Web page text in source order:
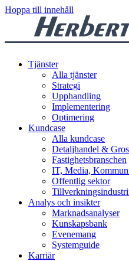
Hoppa till innehåll
Tjänster
Alla tjänster
Strategi
Upphandling
Implementering
Optimering
Kundcase
Alla kundcase
Detaljhandel &
Fastighetsbranschen
IT, Media,
Offentlig sektor
Analys och insikter
Marknadsanalyser
Kunskapsbank
Evenemang
Systemguide
Karriär